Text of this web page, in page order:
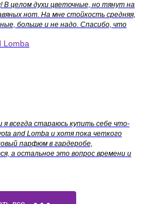
В целом духи цветочные, но тянут на
нот. На мне стойкость средняя,
больше и не надо. Спасибо, что
Lomba
всегда стараюсь купить себе что-
and Lomba и хотя пока четкого
парфюм в гардеробе,
а остальное это вопрос времени и